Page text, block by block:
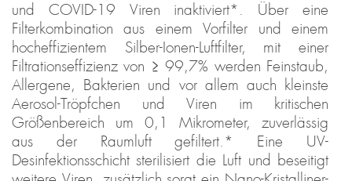
und COVID-19 Viren inaktiviert*. Über eine
Filterkombination aus einem Vorfilter und einem
hocheffizientem Silber-Ionen-Luftfilter, mit einer
Filtrationseffizienz von ≥ 99,7% werden Feinstaub,
Allergene, Bakterien und vor allem auch kleinste
Aerosol-Tröpfchen und Viren im kritischen
Größenbereich um 0,1 Mikrometer, zuverlässig
aus der Raumluft gefiltert.* Eine UV-
Desinfektionsschicht sterilisiert die Luft und beseitigt